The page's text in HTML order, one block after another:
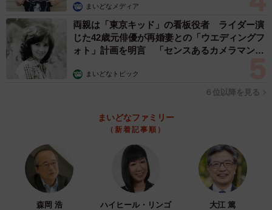
まいどなメディア
両親は「東京キッド」の看板役者 ライダー演
じた42歳元俳優が再婚妻との「ウエディングフ
ォト」計画を明言 「センスあるカメラマン求
まいどなトピック
６位以降を見る
まいどなファミリー
（新着記事順）
森岡 浩 ハイヒール・リンゴ 大江 篤